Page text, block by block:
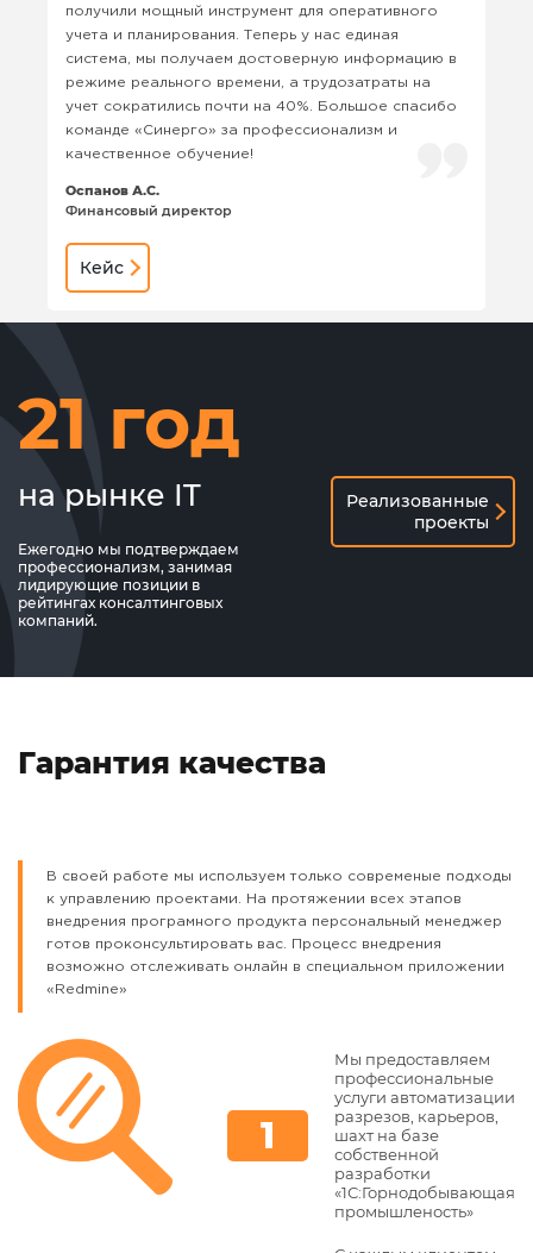
получили мощный инструмент для оперативного
учета и планирования. Теперь у нас единая
система, мы получаем достоверную информацию в
режиме реального времени, а трудозатраты на
учет сократились почти на 40%. Большое спасибо
команде «Синерго» за профессионализм и
качественное обучение!
Оспанов А.С.
Финансовый директор
Кейс
21 год
на рынке IT
Ежегодно мы подтверждаем
профессионализм, занимая
лидирующие позиции в
рейтингах консалтинговых
компаний.
Реализованные
проекты
Гарантия качества
В своей работе мы используем только современые подходы
к управлению проектами. На протяжении всех этапов
внедрения програмного продукта персональный менеджер
готов проконсультировать вас. Процесс внедрения
возможно отслеживать онлайн в специальном приложении
«Redmine»
Мы предоставляем
профессиональные
услуги автоматизации
разрезов, карьеров,
шахт на базе
собственной
разработки
«1С:Горнодобывающая
промышленость»